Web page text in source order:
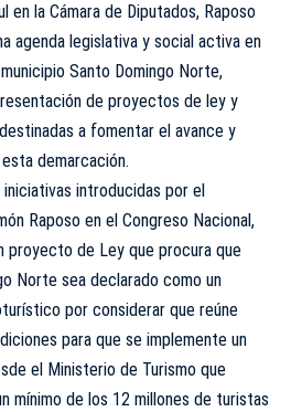
en la Cámara de Diputados, Raposo
agenda legislativa y social activa en
Santo Domingo Norte,
de proyectos de ley y
a fomentar el avance y
demarcación.
iniciativas introducidas por el
Raposo en el Congreso Nacional,
proyecto de Ley que procura que
Norte sea declarado como un
por considerar que reúne
para que se implemente un
el Ministerio de Turismo que
mínimo de los 12 millones de turistas